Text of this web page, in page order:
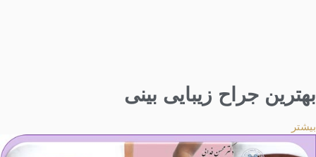
بهترین جراح زیبایی بینی
بیشتر